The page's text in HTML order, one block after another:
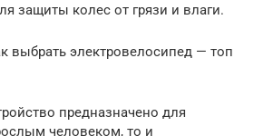
защиты колес от грязи и влаги.
выбрать электровелосипед — топ
предназначено для
человеком, то и